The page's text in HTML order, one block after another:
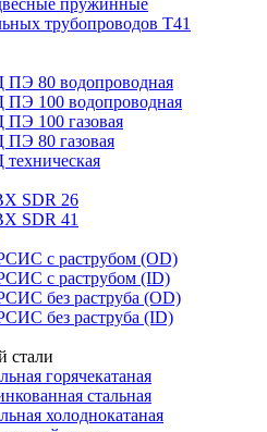
пружинные
трубопроводов Т41
80 водопроводная
100 водопроводная
100 газовая
80 газовая
SDR 26
SDR 41
с раструбом (OD)
с раструбом (ID)
без раструба (OD)
без раструба (ID)
стали
горячекатаная
стальная
холоднокатаная